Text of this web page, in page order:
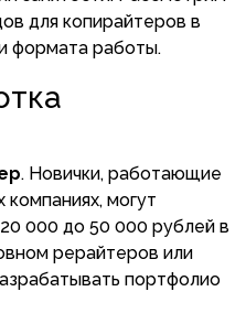
для копирайтеров в
формата работы.
. Новички, работающие
могут
000 до 50 000 рублей в
рерайтеров или
портфолио